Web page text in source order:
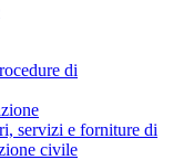
di
servizi e forniture di
civile